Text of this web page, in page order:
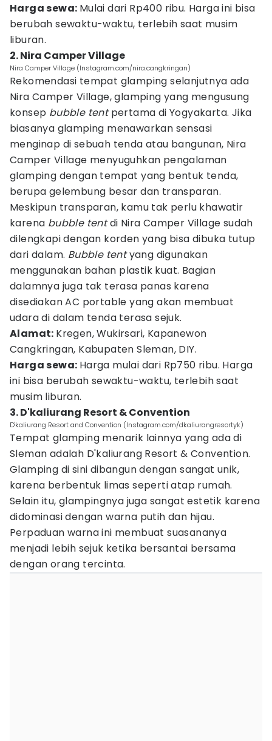
Harga sewa: Mulai dari Rp400 ribu. Harga ini bisa
berubah sewaktu-waktu, terlebih saat musim
liburan.
2. Nira Camper Village
Nira Camper Village (Instagram.com/nira.cangkringan)
Rekomendasi tempat glamping selanjutnya ada
Nira Camper Village, glamping yang mengusung
konsep bubble tentpertama di Yogyakarta. Jika
biasanya glamping menawarkan sensasi
menginap di sebuah tenda atau bangunan, Nira
Camper Village menyuguhkan pengalaman
glamping dengan tempat yang bentuk tenda,
berupa gelembung besar dan transparan.
Meskipun transparan, kamu tak perlu khawatir
karena bubble tentdi Nira Camper Village sudah
dilengkapi dengan korden yang bisa dibuka tutup
dari dalam. Bubble tentyang digunakan
menggunakan bahan plastik kuat. Bagian
dalamnya juga tak terasa panas karena
disediakan AC portable yang akan membuat
udara di dalam tenda terasa sejuk.
Alamat: Kregen, Wukirsari, Kapanewon
Cangkringan, Kabupaten Sleman, DIY.
Harga sewa: Harga mulai dari Rp750 ribu. Harga
ini bisa berubah sewaktu-waktu, terlebih saat
musim liburan.
3. D'kaliurang Resort & Convention
D'kaliurang Resort and Convention (Instagram.com/dkaliurangresortyk)
Tempat glamping menarik lainnya yang ada di
Sleman adalah D'kaliurang Resort & Convention.
Glamping di sini dibangun dengan sangat unik,
karena berbentuk limas seperti atap rumah.
Selain itu, glampingnya juga sangat estetik karena
didominasi dengan warna putih dan hijau.
Perpaduan warna ini membuat suasananya
menjadi lebih sejuk ketika bersantai bersama
dengan orang tercinta.